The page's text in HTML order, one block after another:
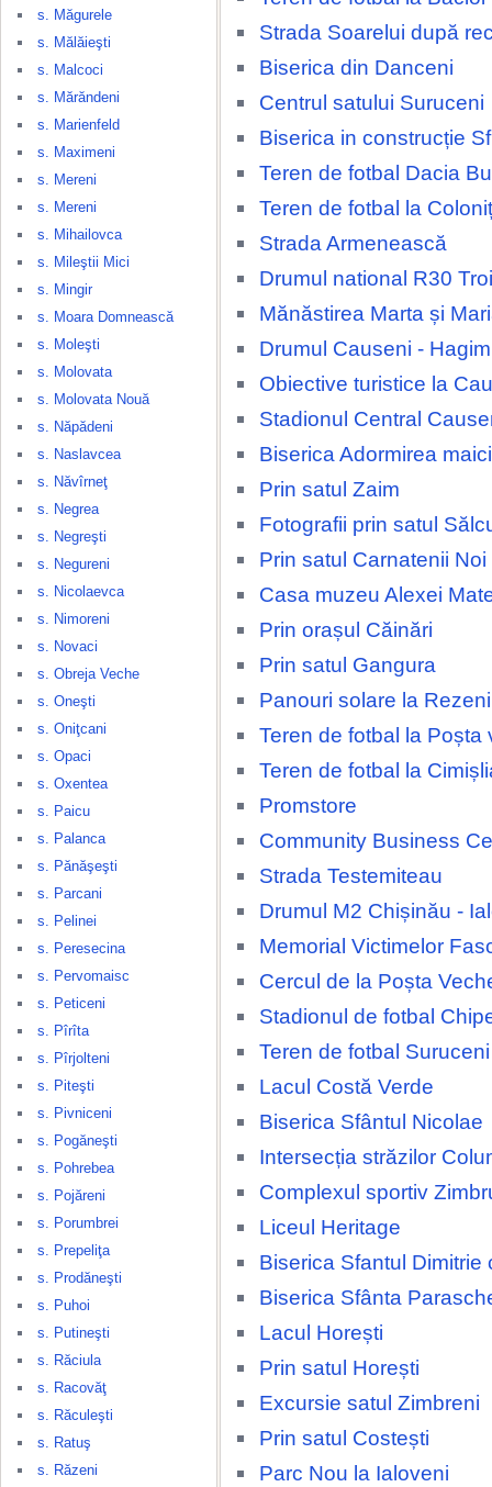
s. Măgurele
s. Mălăieşti
s. Malcoci
s. Mărăndeni
s. Marienfeld
s. Maximeni
s. Mereni
s. Mereni
s. Mihailovca
s. Mileştii Mici
s. Mingir
s. Moara Domnească
s. Moleşti
s. Molovata
s. Molovata Nouă
s. Năpădeni
s. Naslavcea
s. Năvîrneţ
s. Negrea
s. Negreşti
s. Negureni
s. Nicolaevca
s. Nimoreni
s. Novaci
s. Obreja Veche
s. Oneşti
s. Oniţcani
s. Opaci
s. Oxentea
s. Paicu
s. Palanca
s. Pănăşeşti
s. Parcani
s. Pelinei
s. Peresecina
s. Pervomaisc
s. Peticeni
s. Pîrîta
s. Pîrjolteni
s. Piteşti
s. Pivniceni
s. Pogăneşti
s. Pohrebea
s. Pojăreni
s. Porumbrei
s. Prepeliţa
s. Prodăneşti
s. Puhoi
s. Putineşti
s. Răciula
s. Racovăţ
s. Răculeşti
s. Ratuş
s. Răzeni
Strada Soarelui după
Biserica din Danceni
Centrul satului Suruceni
Biserica in construcție
Teren de fotbal Dacia
Teren de fotbal la
Strada Armenească
Drumul national R30
Mănăstirea Marta și
Drumul Causeni -
Obiective turistice la
Stadionul Central
Biserica Adormirea
Prin satul Zaim
Fotografii prin satul
Prin satul Carnatenii Noi
Casa muzeu Alexei
Prin orașul Căinări
Prin satul Gangura
Panouri solare la Rezeni
Teren de fotbal la Poșta
Teren de fotbal la
Promstore
Community Business
Strada Testemiteau
Drumul M2 Chișinău -
Memorial Victimelor
Cercul de la Poșta
Stadionul de fotbal
Teren de fotbal Suruceni
Lacul Costă Verde
Biserica Sfântul Nicolae
Intersecția străzilor
Complexul sportiv
Liceul Heritage
Biserica Sfantul Dimitrie
Biserica Sfânta
Lacul Horești
Prin satul Horești
Excursie satul Zimbreni
Prin satul Costești
Parc Nou la Ialoveni